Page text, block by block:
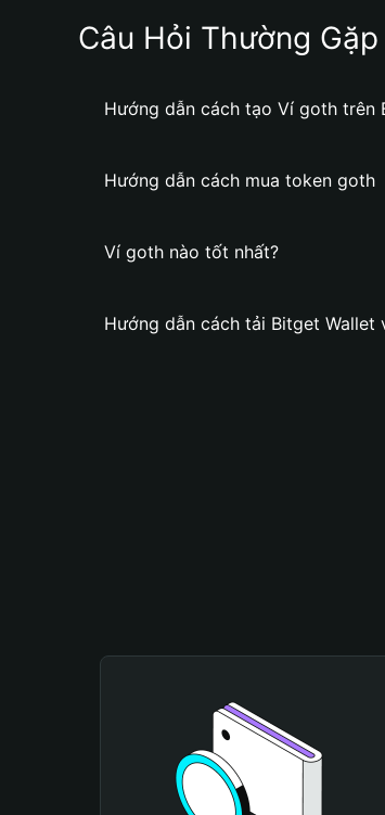
Câu Hỏi Thường Gặp
Hướng dẫn cách tạo Ví goth trên
Hướng dẫn cách mua token goth
Ví goth nào tốt nhất?
Hướng dẫn cách tải Bitget Wallet